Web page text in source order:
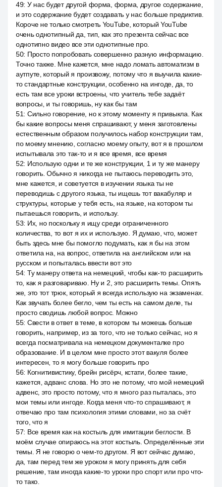
49: У нас будет другой форма, форма, другое содержание,
и это содержание будет создавать у нас больше предиктив.
Короче не только смотреть YouTube, который YouTube
очень однотипный да, тип, как это презента сейчас все
однотипно видео все эти однотипные про.
50: Просто попробовать совершенно разную информацию.
Точно также. Мне кажется, мне надо ломать автоматизм в
аутпуте, который я произвожу, потому что я выучила какие-
то стандартные конструкции, особенно на ингоде, да, то
есть там все уроки встроены, что учитель тебе задаёт
вопросы, и ты говоришь, ну как бы там
51: Сильно говорение, но к этому моменту я привыкла. Как
бы какие вопросы меня спрашивают, у меня заготовлены
естественным образом получилось набор конструкции там,
по моему мнению, согласно моему опыту, вот я в прошлом
испытывала это так-то и я все время, все время
52: Использую одни и те же конструкции, 1 и ту же манеру
говорить. Обычно я никогда не пытаюсь переводить это,
мне кажется, и советуется в изучении языка ты не
переводишь с другого языка, ты ищешь тот вакабуляр и
структуры, которые у тебя есть, на языке, на котором ты
пытаешься говорить, и использу.
53: Их, но поскольку я ищу среди ограниченного
количества, то вот я их и использую. Я думаю, что, может
быть здесь мне бы помогло подумать, как я бы на этом
ответила на, на вопрос, ответила на английском или на
русском и попыталась ввести вот это
54: Ту манеру ответа на немецкий, чтобы как-то расширить
то, как я разговариваю. Ну и 2, это расширить темы. Опять
же, это тот трюк, который я всегда использую на экзаменах.
Как звучать более бегло, чем ты есть на самом деле, ты
просто сводишь любой вопрос. Можно
55: Свести в ответ в теме, в котором ты можешь больше
говорить, например, из за того, что не только сейчас, но я
всегда посматривала на немецком документалке про
образование. И в целом мне просто этот вакуля более
интересен, то я могу больше говорить про
56: Когнитивистику, брейн рисёрч, кстати, более такие,
кажется, адванс слова. Но это не потому, что мой немецкий
адвенс, это просто потому, что я много раз пыталась, это
мои темы или ингоде. Когда меня что-то спрашивают, я
отвечаю про там психология этими словами, но за счёт
того, что я
57: Все время как на костыль для имитации беглости. В
моём случае опираюсь на этот костыль. Определённые эти
темы. Я не говорю о чем-то другом. Я вот сейчас думаю,
да, там перед тем же уроком я могу принять для себя
решение, там иногда какие-то уроки про спорт или про что-
то тако.